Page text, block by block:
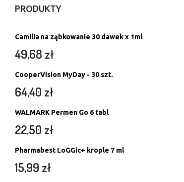
PRODUKTY
Camilia na ząbkowanie 30 dawek x 1ml
49,68 zł
CooperVision MyDay - 30 szt.
64,40 zł
WALMARK Permen Go 6 tabl
22,50 zł
Pharmabest LoGGic+ krople 7 ml
15,99 zł